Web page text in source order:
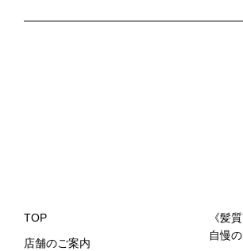
TOP
店舗のご案内
《髪
自慢